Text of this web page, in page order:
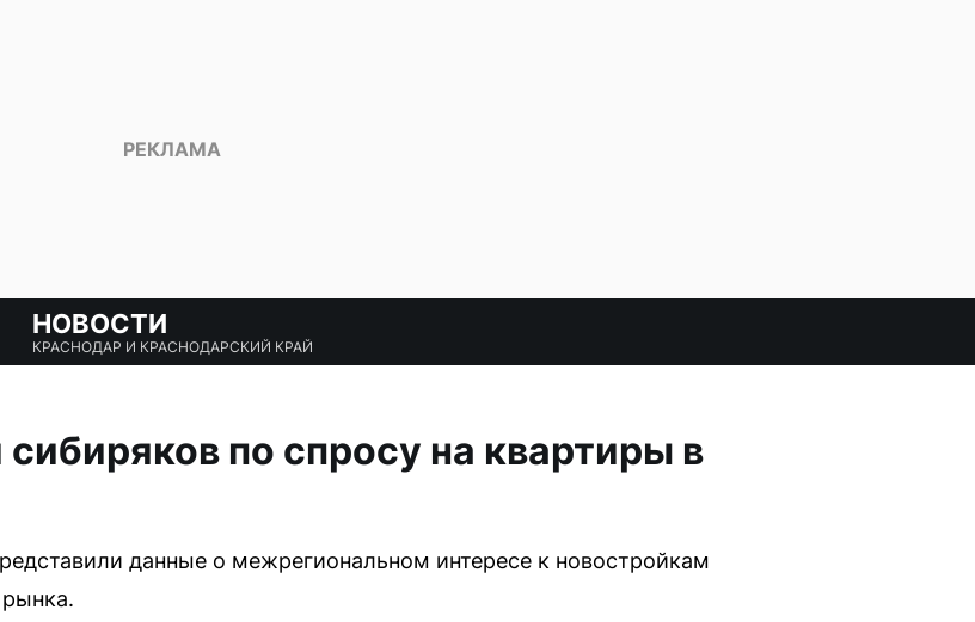
НОВОСТИ
КРАСНОДАР И КРАСНОДАРСКИЙ КРАЙ
по спросу на квартиры в
данные о межрегиональном интересе к новостройкам